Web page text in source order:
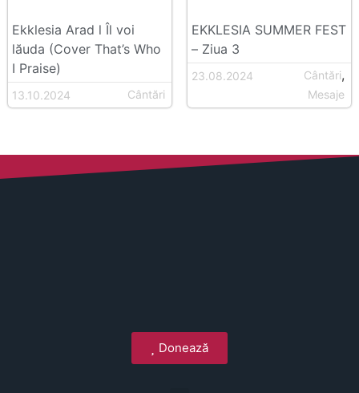
Ekklesia Arad l Îl voi
lăuda (Cover That’s Who
I Praise)
13.10.2024 Cântări
EKKLESIA SUMMER FEST
– Ziua 3
23.08.2024 Cântări,
Mesaje
Donează